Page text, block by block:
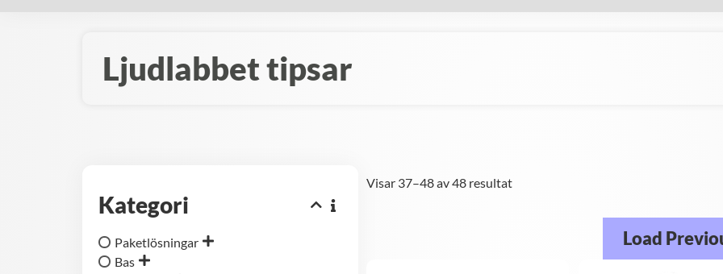
Ljudlabbet tipsar
Kategori
Paketlösningar
Bas
Visar 37–48 av 48 resultat
Load